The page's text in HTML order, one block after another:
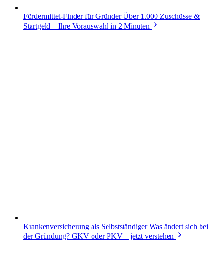
Fördermittel-Finder für Gründer Über 1.000 Zuschüsse &
Startgeld – Ihre Vorauswahl in 2 Minuten
Krankenversicherung als Selbstständiger Was ändert sich bei
der Gründung? GKV oder PKV – jetzt verstehen